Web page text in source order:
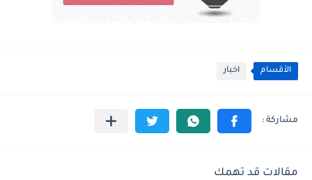
الأقسام اخبار
مقالات قد تهمك